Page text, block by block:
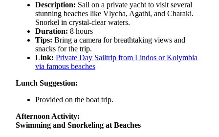
Description: Sail on a private yacht to visit several
stunning beaches like Vlycha, Agathi, and Charaki.
Snorkel in crystal-clear waters.
Duration: 8 hours
Tips: Bring a camera for breathtaking views and
snacks for the trip.
Link: Private Day Sailtrip from Lindos or Kolymbia
via famous beaches
Lunch Suggestion:
Provided on the boat trip.
Afternoon Activity:
Swimming and Snorkeling at Beaches